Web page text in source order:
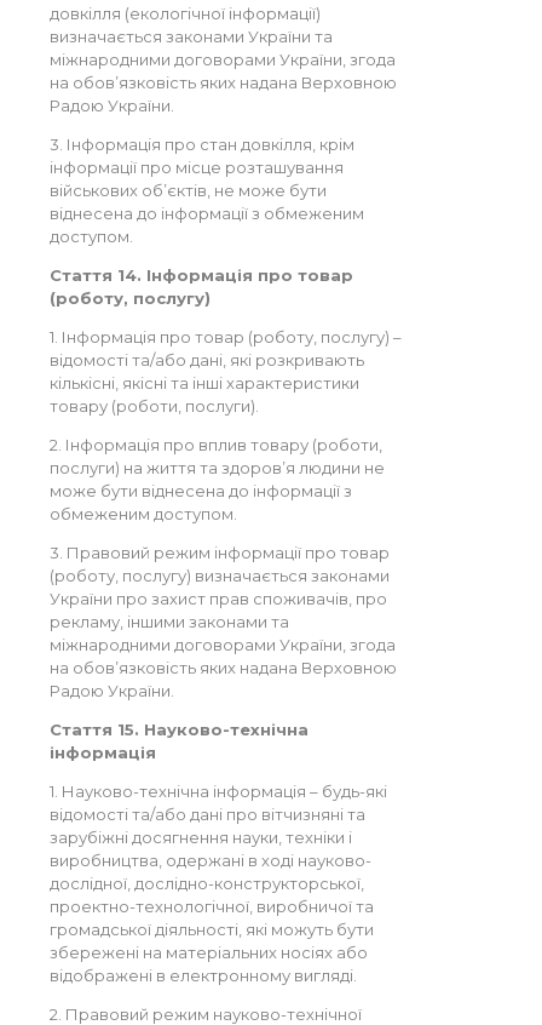
довкілля (екологічної інформації)
визначається законами України та
міжнародними договорами України, згода
на обов’язковість яких надана Верховною
Радою України.
3. Інформація про стан довкілля, крім
інформації про місце розташування
військових об’єктів, не може бути
віднесена до інформації з обмеженим
доступом.
Стаття 14. Інформація про товар
(роботу, послугу)
1. Інформація про товар (роботу, послугу) –
відомості та/або дані, які розкривають
кількісні, якісні та інші характеристики
товару (роботи, послуги).
2. Інформація про вплив товару (роботи,
послуги) на життя та здоров’я людини не
може бути віднесена до інформації з
обмеженим доступом.
3. Правовий режим інформації про товар
(роботу, послугу) визначається законами
України про захист прав споживачів, про
рекламу, іншими законами та
міжнародними договорами України, згода
на обов’язковість яких надана Верховною
Радою України.
Стаття 15. Науково-технічна
інформація
1. Науково-технічна інформація – будь-які
відомості та/або дані про вітчизняні та
зарубіжні досягнення науки, техніки і
виробництва, одержані в ході науково-
дослідної, дослідно-конструкторської,
проектно-технологічної, виробничої та
громадської діяльності, які можуть бути
збережені на матеріальних носіях або
відображені в електронному вигляді.
2. Правовий режим науково-технічної